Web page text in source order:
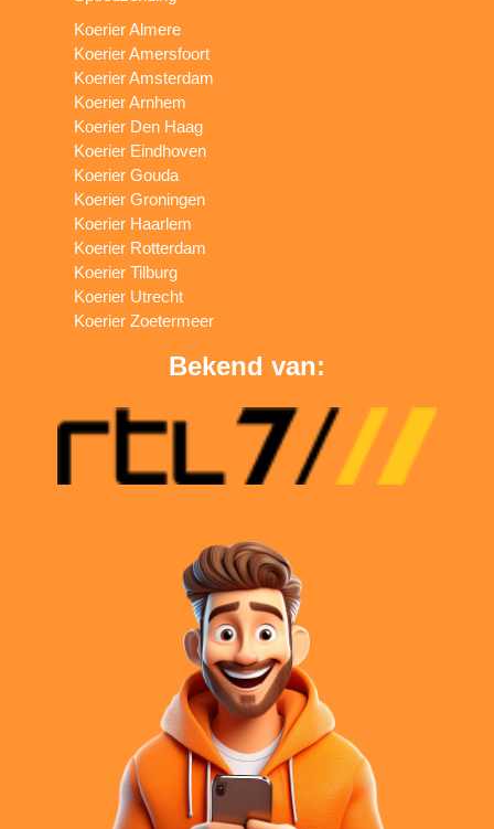
Koerier Almere
Koerier Amersfoort
Koerier Amsterdam
Koerier Arnhem
Koerier Den Haag
Koerier Eindhoven
Koerier Gouda
Koerier Groningen
Koerier Haarlem
Koerier Rotterdam
Koerier Tilburg
Koerier Utrecht
Koerier Zoetermeer
Bekend van: